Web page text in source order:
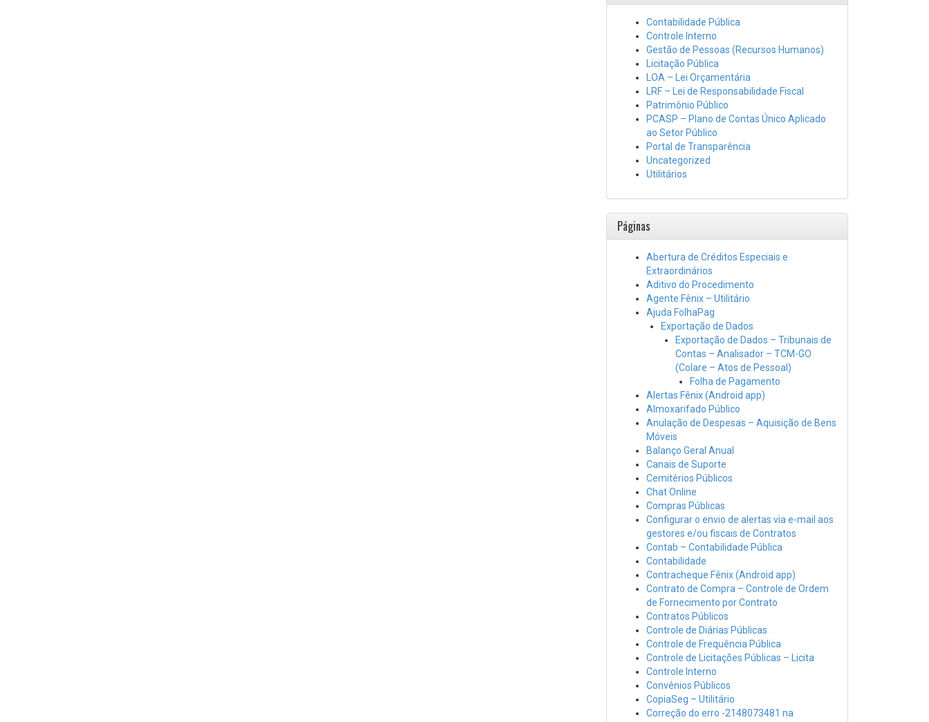
Contabilidade Pública
Controle Interno
Gestão de Pessoas (Recursos Humanos)
Licitação Pública
LOA – Lei Orçamentária
LRF – Lei de Responsabilidade Fiscal
Patrimônio Público
PCASP – Plano de Contas Único Aplicado
ao Setor Público
Portal de Transparência
Uncategorized
Utilitários
Páginas
Abertura de Créditos Especiais e
Extraordinários
Aditivo do Procedimento
Agente Fênix – Utilitário
Ajuda FolhaPag
Exportação de Dados
Exportação de Dados – Tribunais de
Contas – Analisador – TCM-GO
(Colare – Atos de Pessoal)
Folha de Pagamento
Alertas Fênix (Android app)
Almoxarifado Público
Anulação de Despesas – Aquisição de Bens
Móveis
Balanço Geral Anual
Canais de Suporte
Cemitérios Públicos
Chat Online
Compras Públicas
Configurar o envio de alertas via e-mail aos
gestores e/ou fiscais de Contratos
Contab – Contabilidade Pública
Contabilidade
Contracheque Fênix (Android app)
Contrato de Compra – Controle de Ordem
de Fornecimento por Contrato
Contratos Públicos
Controle de Diárias Públicas
Controle de Frequência Pública
Controle de Licitações Públicas – Licita
Controle Interno
Convênios Públicos
CopiaSeg – Utilitário
Correção do erro -2148073481 na